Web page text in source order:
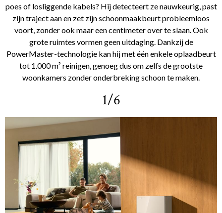
poes of losliggende kabels? Hij detecteert ze nauwkeurig, past
zijn traject aan en zet zijn schoonmaakbeurt probleemloos
voort, zonder ook maar een centimeter over te slaan. Ook
grote ruimtes vormen geen uitdaging. Dankzij de
PowerMaster-technologie kan hij met één enkele oplaadbeurt
tot 1.000 m² reinigen, genoeg dus om zelfs de grootste
woonkamers zonder onderbreking schoon te maken.
1/6